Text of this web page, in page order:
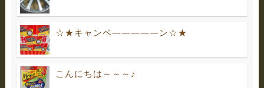
☆★キャンペ―――――ン☆★
こんにちは～～～♪